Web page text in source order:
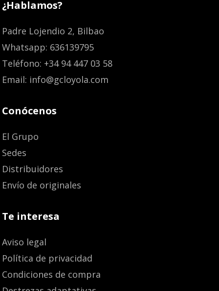
¿Hablamos?
Padre Lojendio 2, Bilbao
Whatsapp: 636139795
Teléfono: +34 94 447 03 58
Email: info@gcloyola.com
Conócenos
El Grupo
Sedes
Distribuidores
Envío de originales
Te interesa
Aviso legal
Política de privacidad
Condiciones de compra